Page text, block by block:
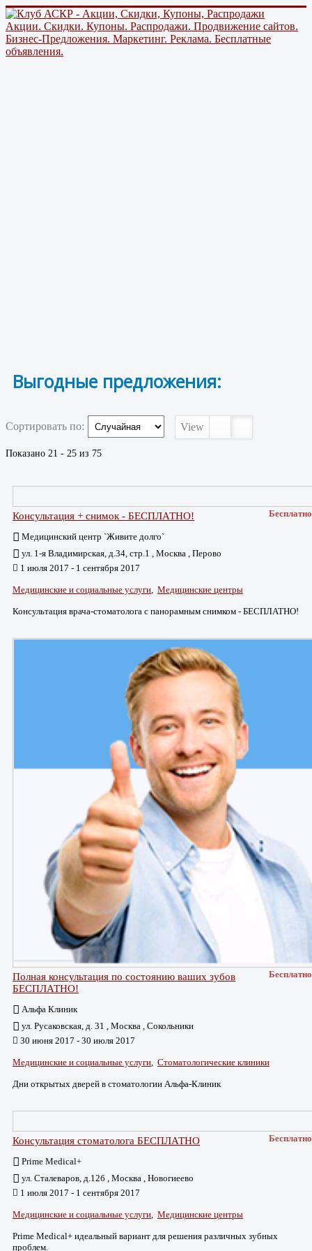
Акции. Скидки. Купоны. Распродажи. Продвижение сайтов.
Бизнес-Предложения. Маркетинг. Реклама. Бесплатные
объявления.
Выгодные предложения:
Сортировать по: View
Показано 21 - 25 из 75
Бесплатно
Консультация + снимок - БЕСПЛАТНО!
Медицинский центр `Живите долго`
ул. 1-я Владимирская, д.34, стр.1 , Москва , Перово
1 июля 2017 - 1 сентября 2017
Медицинские и социальные услуги, Медицинские центры
Консультация врача-стоматолога с панорамным снимком - БЕСПЛАТНО!
Бесплатно
Полная консультация по состоянию ваших зубов
БЕСПЛАТНО!
Альфа Клиник
ул. Русаковская, д. 31 , Москва , Сокольники
30 июня 2017 - 30 июля 2017
Медицинские и социальные услуги, Стоматологические клиники
Дни открытых дверей в стоматологии Альфа-Клиник
Бесплатно
Консультация стоматолога БЕСПЛАТНО
Prime Medical+
ул. Сталеваров, д.12б , Москва , Новогиеево
1 июля 2017 - 1 сентября 2017
Медицинские и социальные услуги, Медицинские центры
Prime Medical+ идеальный вариант для решения различных зубных
проблем.